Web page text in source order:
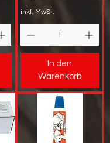
inkl. MwSt.
In den
Warenkorb